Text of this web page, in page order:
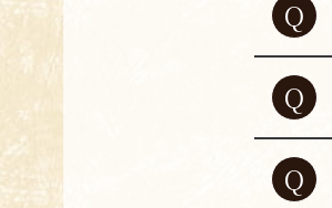
Q
A
Q
A
Q